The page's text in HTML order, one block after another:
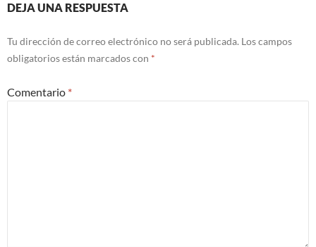
DEJA UNA RESPUESTA
Tu dirección de correo electrónico no será publicada. Los campos
obligatorios están marcados con *
Comentario *